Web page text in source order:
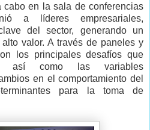
cabo en la sala de conferencias
a líderes empresariales,
del sector, generando un
valor. A través de paneles y
los principales desafíos que
así como las variables
en el comportamiento del
para la toma de